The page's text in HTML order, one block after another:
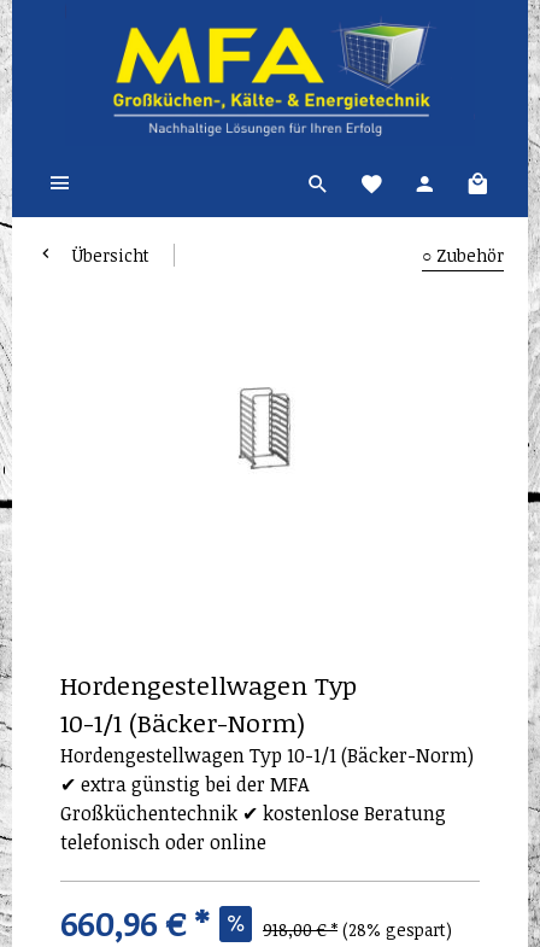
Übersicht ○ Zubehör
Hordengestellwagen Typ
10-1/1 (Bäcker-Norm)
Hordengestellwagen Typ 10-1/1 (Bäcker-Norm)
✔ extra günstig bei der MFA
Großküchentechnik ✔ kostenlose Beratung
telefonisch oder online
660,96 € * 918,00 € * (28% gespart)